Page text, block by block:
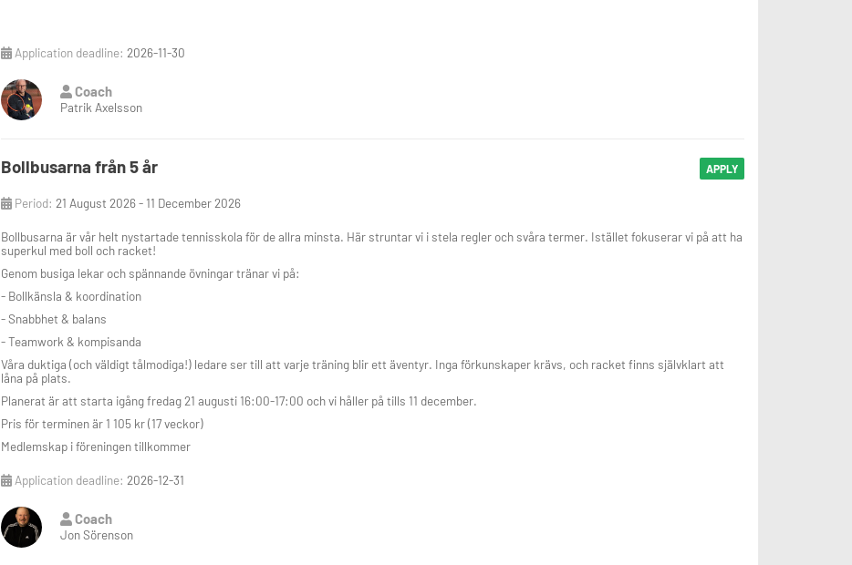
Application deadline: 2026-11-30
Coach
Patrik Axelsson
APPLY
Bollbusarna från 5 år
Period: 21 August 2026 - 11 December 2026
Bollbusarna är vår helt nystartade tennisskola för de allra minsta. Här struntar vi i stela regler och svåra termer. Istället fokuserar vi på att ha
superkul med boll och racket!
Genom busiga lekar och spännande övningar tränar vi på:
- Bollkänsla & koordination
- Snabbhet & balans
- Teamwork & kompisanda
Våra duktiga (och väldigt tålmodiga!) ledare ser till att varje träning blir ett äventyr. Inga förkunskaper krävs, och racket finns självklart att
låna på plats.
Planerat är att starta igång fredag 21 augusti 16:00-17:00 och vi håller på tills 11 december.
Pris för terminen är 1 105 kr (17 veckor)
Medlemskap i föreningen tillkommer
Application deadline: 2026-12-31
Coach
Jon Sörenson